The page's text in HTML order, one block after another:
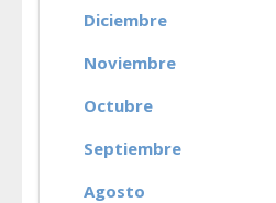
Diciembre
Noviembre
Octubre
Septiembre
Agosto